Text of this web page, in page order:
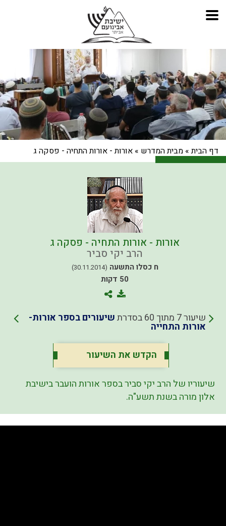
דף הבית» מבית המדרש » אורות - אורות התחיה - פסקה ג
אורות - אורות התחיה - פסקה ג
הרב יקי סביר
ח כסלו התשעה (30.11.2014)
50 דקות
שיעור 7 מתוך 60 בסדרת שיעורים בספר אורות-
אורות התחייה
הקדש את השיעור
שיעוריו של הרב יקי סביר בספר אורות הועבר בישיבת
אלון מורה בשנת תשע"ה.